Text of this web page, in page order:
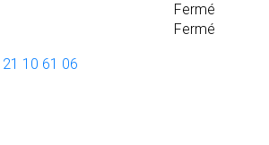
Fermé
Fermé
21 10 61 06